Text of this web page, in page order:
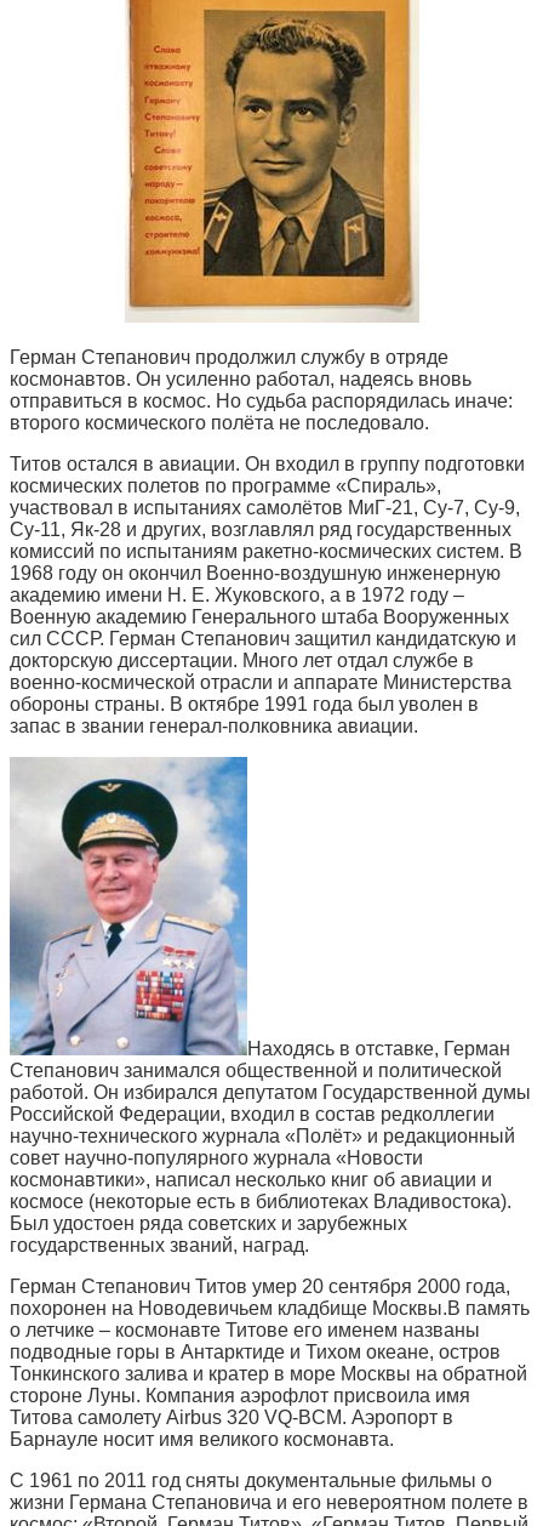
Герман Степанович продолжил службу в отряде
космонавтов. Он усиленно работал, надеясь вновь
отправиться в космос. Но судьба распорядилась иначе:
второго космического полёта не последовало.
Титов остался в авиации. Он входил в группу подготовки
космических полетов по программе «Спираль»,
участвовал в испытаниях самолётов МиГ-21, Су-7, Су-9,
Су-11, Як-28 и других, возглавлял ряд государственных
комиссий по испытаниям ракетно-космических систем. В
1968 году он окончил Военно-воздушную инженерную
академию имени Н. Е. Жуковского, а в 1972 году –
Военную академию Генерального штаба Вооруженных
сил СССР. Герман Степанович защитил кандидатскую и
докторскую диссертации. Много лет отдал службе в
военно-космической отрасли и аппарате Министерства
обороны страны. В октябре 1991 года был уволен в
запас в звании генерал-полковника авиации.
Находясь в отставке, Герман
Степанович занимался общественной и политической
работой. Он избирался депутатом Государственной думы
Российской Федерации, входил в состав редколлегии
научно-технического журнала «Полёт» и редакционный
совет научно-популярного журнала «Новости
космонавтики», написал несколько книг об авиации и
космосе (некоторые есть в библиотеках Владивостока).
Был удостоен ряда советских и зарубежных
государственных званий, наград.
Герман Степанович Титов умер 20 сентября 2000 года,
похоронен на Новодевичьем кладбище Москвы.В память
о летчике – космонавте Титове его именем названы
подводные горы в Антарктиде и Тихом океане, остров
Тонкинского залива и кратер в море Москвы на обратной
стороне Луны. Компания аэрофлот присвоила имя
Титова самолету Airbus 320 VQ-BCM. Аэропорт в
Барнауле носит имя великого космонавта.
С 1961 по 2011 год сняты документальные фильмы о
жизни Германа Степановича и его невероятном полете в